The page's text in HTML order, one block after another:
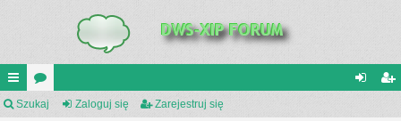
UI or
Szukaj Zaloguj się Zarejestruj się